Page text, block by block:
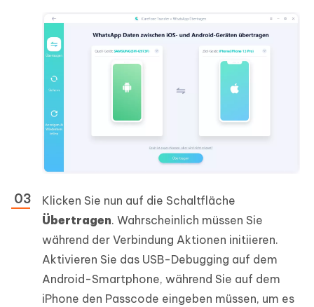
Klicken Sie nun auf die Schaltfläche
Übertragen. Wahrscheinlich müssen Sie
während der Verbindung Aktionen initiieren.
Aktivieren Sie das USB-Debugging auf dem
Android-Smartphone, während Sie auf dem
iPhone den Passcode eingeben müssen, um es